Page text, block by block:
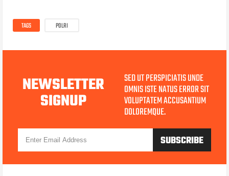
TAGS POLRI
NEWSLETTER
SIGNUP
SED UT PERSPICIATIS UNDE
OMNIS ISTE NATUS ERROR SIT
VOLUPTATEM ACCUSANTIUM
DOLOREMQUE.